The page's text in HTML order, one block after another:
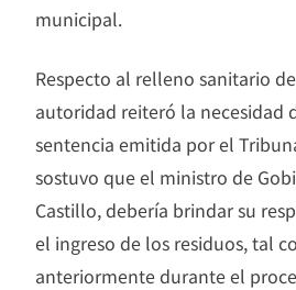
municipal.
Respecto al relleno sanitario de
autoridad reiteró la necesidad
sentencia emitida por el
sostuvo que el ministro de
Castillo, debería brindar su
el ingreso de los residuos, tal
anteriormente durante el